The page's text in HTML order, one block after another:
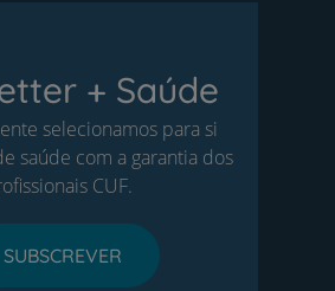
+ Saúde
selecionamos para si
saúde com a garantia dos
CUF.
SUBSCREVER